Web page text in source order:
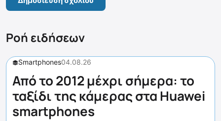
Ροή ειδήσεων
Smartphones04.08.26
Από το 2012 μέχρι σήμερα: το
ταξίδι της κάμερας στα Huawei
smartphones